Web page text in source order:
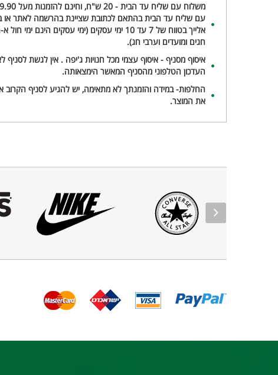
עם שליח עד הבית בהתאם לכתובת שציינת בהרשמה לאתר או
אלייך בטווח של 7 עד 10 ימי עסקים (ימי עסקים הינם
חגים ומועדים וערבי חג).
איסוף מסניף - איסוף עצמי מכל חנויות ג'יפה . אין לגשת
העדכון הטלפוני מהסניף המאשר הימצאותה.
החלפות- במידה והזמנתך לא מתאימה, יש להגיע לסניף הקרוב
את המוצר.